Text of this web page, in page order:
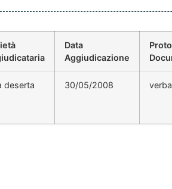
Data
Aggiudicazione
deserta 30/05/2008